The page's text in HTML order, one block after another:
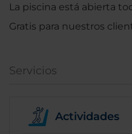
La piscina está abierta
Gratis para nuestros
Servicios
Actividades